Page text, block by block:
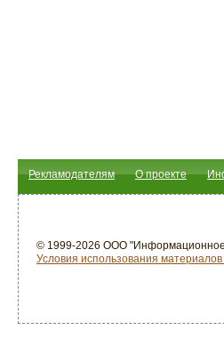
Рекламодателям О проекте
© 1999-2026 ООО "Информационное
Условия использования